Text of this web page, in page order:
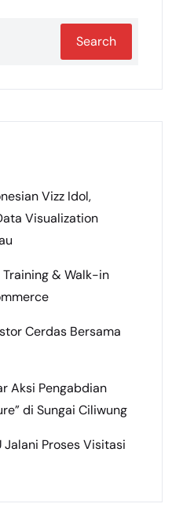
Search
Vizz Idol,
Visualization
Training & Walk-in
Cerdas Bersama
Aksi Pengabdian
di Sungai Ciliwung
Jalani Proses Visitasi